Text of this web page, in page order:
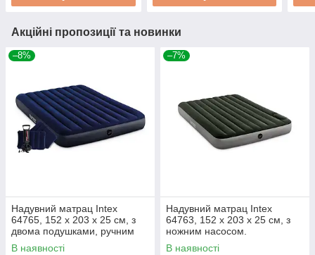
Акційні пропозиції та новинки
–8%
Надувний матрац Intex
64765, 152 х 203 х 25 см, з
двома подушками, ручним
насосом
В наявності
–7%
Надувний матрац Intex
64763, 152 х 203 x 25 см, з
ножним насосом.
В наявності